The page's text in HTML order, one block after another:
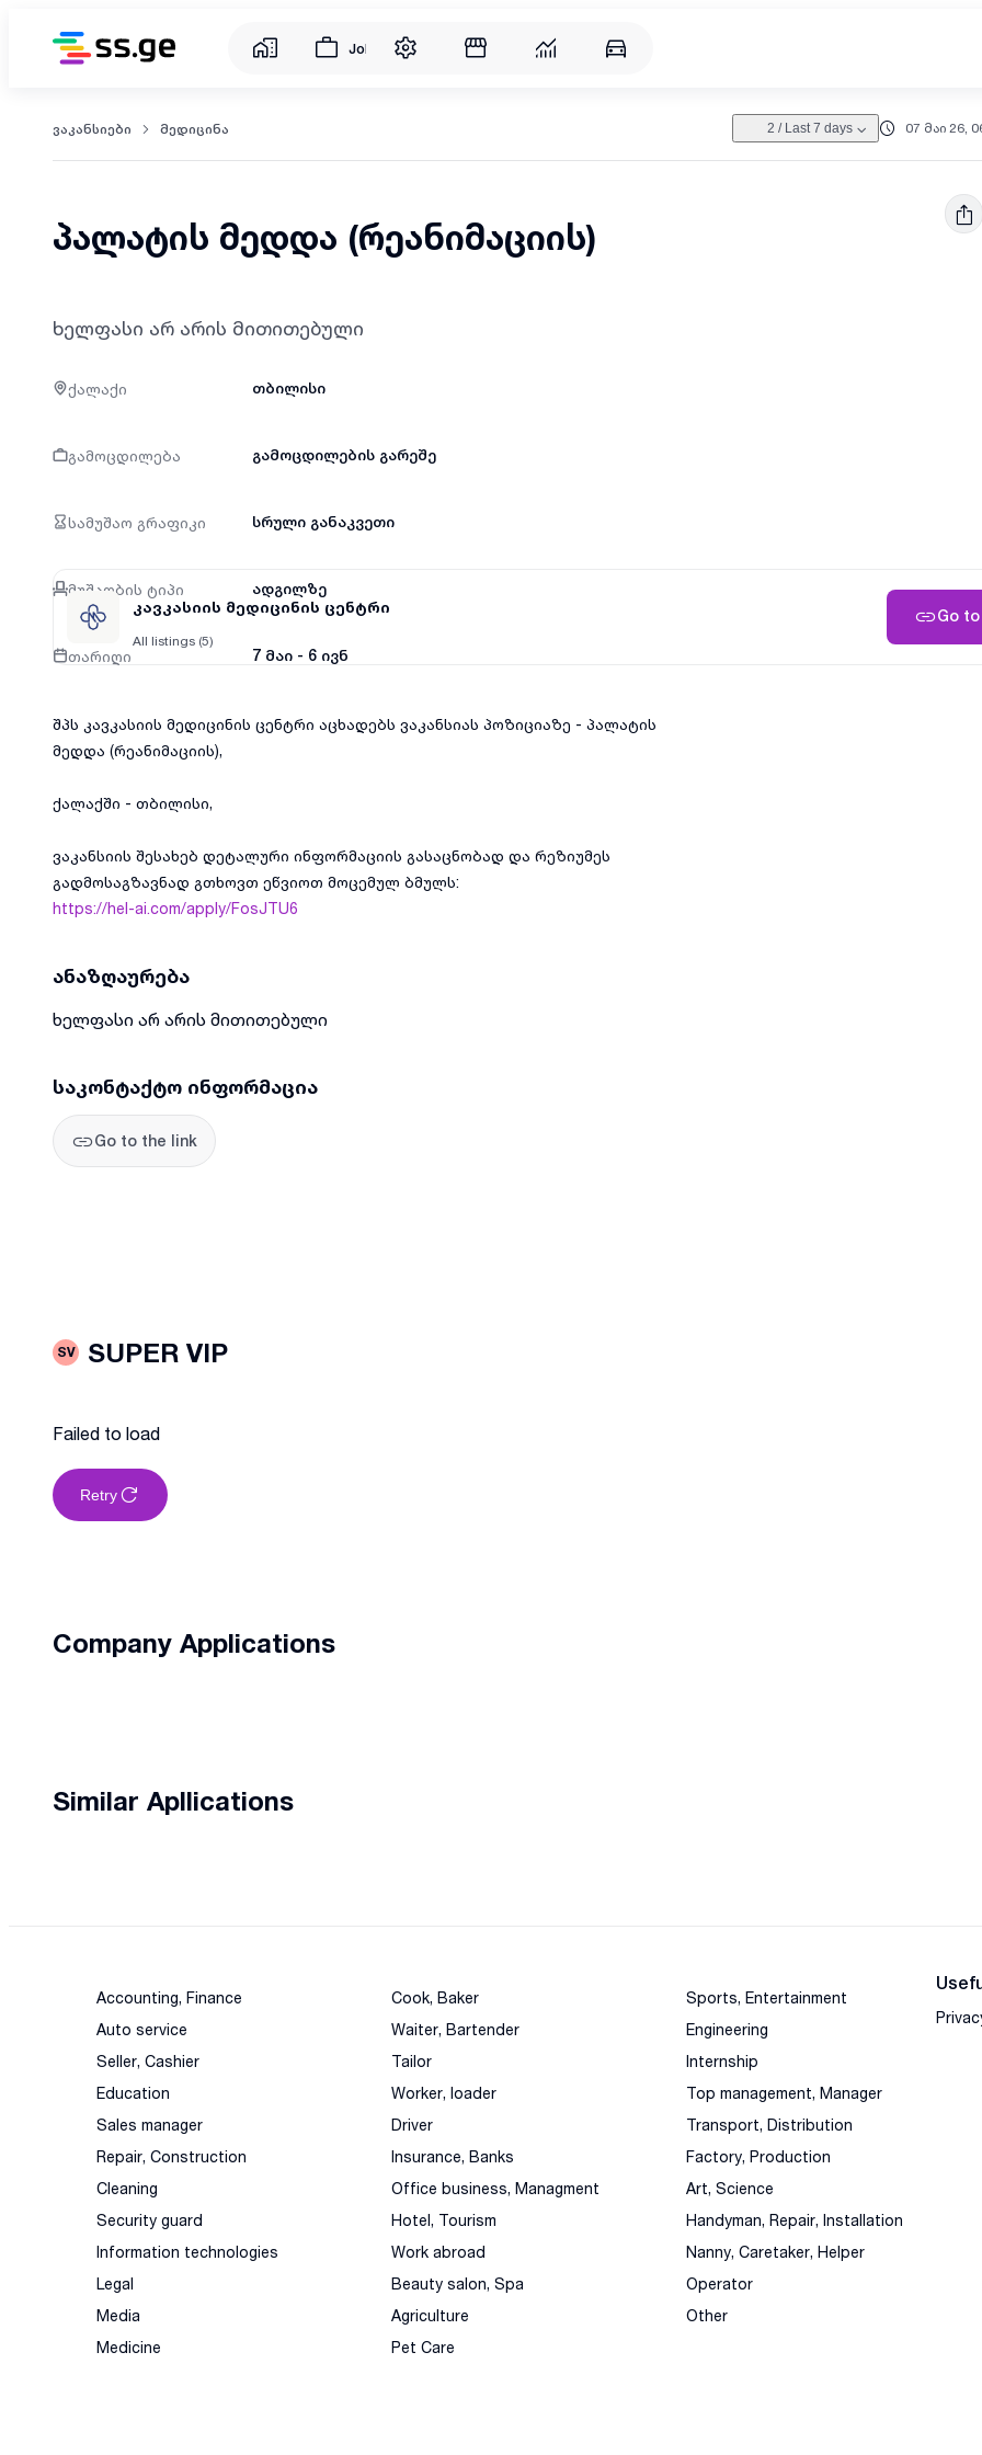
Jobs
ვაკანსიები მედიცინა 2 / Last 7 days 07 მაი 26,
პალატის მედდა (რეანიმაციის)
ხელფასი არ არის მითითებული
ქალაქი თბილისი
გამოცდილება გამოცდილების გარეშე
სამუშაო გრაფიკი სრული განაკვეთი
მუშაობის ტიპი ადგილზე
თარიღი 7 მაი - 6 ივნ
კავკასიის მედიცინის ცენტრი
All listings (5)
Go
შპს კავკასიის მედიცინის ცენტრი აცხადებს ვაკანსიას პოზიციაზე - პალატის
მედდა (რეანიმაციის),
ქალაქში - თბილისი,
ვაკანსიის შესახებ დეტალური ინფორმაციის გასაცნობად და რეზიუმეს
გადმოსაგზავნად გთხოვთ ეწვიოთ მოცემულ ბმულს:
https://hel-ai.com/apply/FosJTU6
ანაზღაურება
ხელფასი არ არის მითითებული
საკონტაქტო ინფორმაცია
Go to the link
SV SUPER VIP
Failed to load
Retry
Company Applications
Similar Apllications
Accounting, Finance
Auto service
Seller, Cashier
Education
Sales manager
Repair, Construction
Cleaning
Security guard
Information technologies
Legal
Media
Medicine
Cook, Baker
Waiter, Bartender
Tailor
Worker, loader
Driver
Insurance, Banks
Office business, Managment
Hotel, Tourism
Work abroad
Beauty salon, Spa
Agriculture
Pet Care
Sports, Entertainment
Engineering
Internship
Top management, Manager
Transport, Distribution
Factory, Production
Art, Science
Handyman, Repair, Installation
Nanny, Caretaker, Helper
Operator
Other